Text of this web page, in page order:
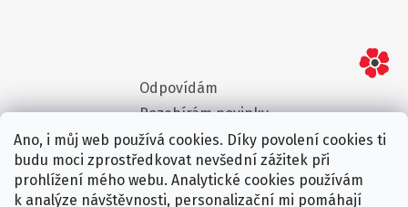
Ano, i můj web používá cookies. Díky povolení cookies ti
budu moci zprostředkovat nevšední zážitek při
prohlížení mého webu. Analytické cookies používám
k analýze návštěvnosti, personalizační mi pomáhají
Odpovídám
Rozebírám novinky
Vyvracím mýty
Ptám se za vás